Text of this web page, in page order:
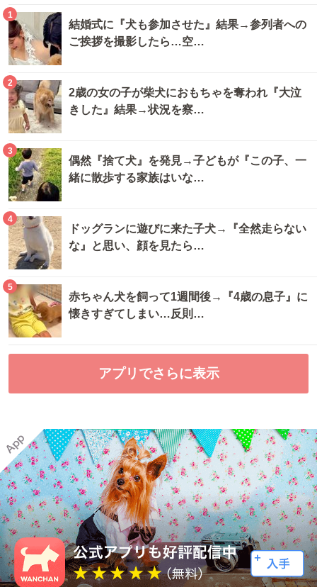
1
結婚式に『犬も参加させた』結果→参列者への
ご挨拶を撮影したら…空…
2
2歳の女の子が柴犬におもちゃを奪われ『大泣
きした』結果→状況を察…
3
偶然『捨て犬』を発見→子どもが『この子、一
緒に散歩する家族はいな…
4
ドッグランに遊びに来た子犬→『全然走らない
な』と思い、顔を見たら…
5
赤ちゃん犬を飼って1週間後→『4歳の息子』に
懐きすぎてしまい…反則…
アプリでさらに表示